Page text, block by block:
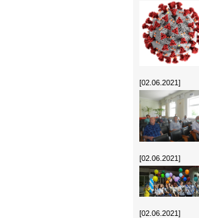
[02.06.2021]
[02.06.2021]
[02.06.2021]